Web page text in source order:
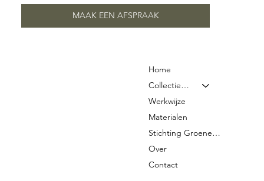
Home
Collectie & Prijzen
Werkwijze
Materialen
Stichting Groene Graven
Over
Contact
MAAK EEN AFSPRAAK